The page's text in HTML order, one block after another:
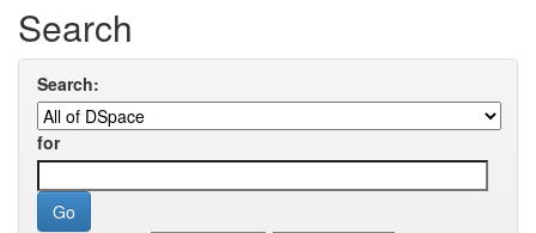
Search
Search:
for